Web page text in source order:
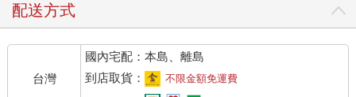
配送方式
台灣
國內宅配：本島、離島
到店取貨：
不限金額免運費